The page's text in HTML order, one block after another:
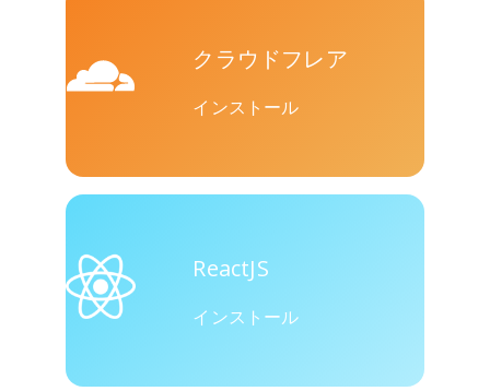
クラウドフレア
インストール
ReactJS
インストール